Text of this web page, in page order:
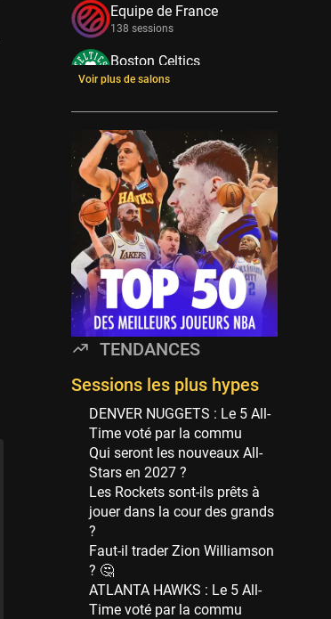
Equipe de France
138 sessions
Boston Celtics
133 sessions
New York Knicks
114 sessions
Minnesota Timberwolves
114 sessions
Golden State Warriors
113 sessions
Denver Nuggets
106 sessions
WNBA
97 sessions
Philadelphia Sixers
89 sessions
Milwaukee Bucks
82 sessions
Hoop Culture
73 sessions
Oklahoma City Thunder
Phoenix Suns
69 sessions
Miami Heat
Voir plus de salons
TENDANCES
Sessions les plus hypes
DENVER NUGGETS : Le 5 All-
Time voté par la commu
Qui seront les nouveaux All-
Stars en 2027 ?
Les Rockets sont-ils prêts à
jouer dans la cour des grands
?
Faut-il trader Zion Williamson
? 🤔
ATLANTA HAWKS : Le 5 All-
Time voté par la commu